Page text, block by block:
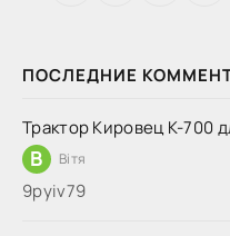
ПОСЛЕДНИЕ
Трактор Кировец К-700
В Вітя
9руіv79